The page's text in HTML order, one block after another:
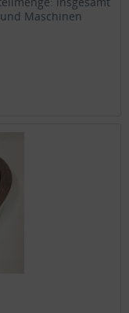
Maschinen